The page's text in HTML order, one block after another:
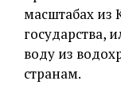
масштабах из
государства,
воду из
странам.